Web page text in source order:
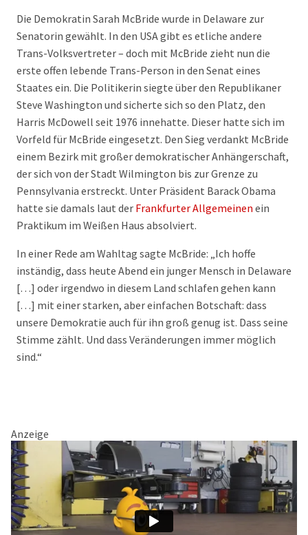
Die Demokratin Sarah McBride wurde in Delaware zur
Senatorin gewählt. In den USA gibt es etliche andere
Trans-Volksvertreter – doch mit McBride zieht nun die
erste offen lebende Trans-Person in den Senat eines
Staates ein. Die Politikerin siegte über den Republikaner
Steve Washington und sicherte sich so den Platz, den
Harris McDowell seit 1976 innehatte. Dieser hatte sich im
Vorfeld für McBride eingesetzt. Den Sieg verdankt McBride
einem Bezirk mit großer demokratischer Anhängerschaft,
der sich von der Stadt Wilmington bis zur Grenze zu
Pennsylvania erstreckt. Unter Präsident Barack Obama
hatte sie damals laut der Frankfurter Allgemeinen ein
Praktikum im Weißen Haus absolviert.
In einer Rede am Wahltag sagte McBride: „Ich hoffe
inständig, dass heute Abend ein junger Mensch in Delaware
[…] oder irgendwo in diesem Land schlafen gehen kann
[…] mit einer starken, aber einfachen Botschaft: dass
unsere Demokratie auch für ihn groß genug ist. Dass seine
Stimme zählt. Und dass Veränderungen immer möglich
sind.“
Anzeige